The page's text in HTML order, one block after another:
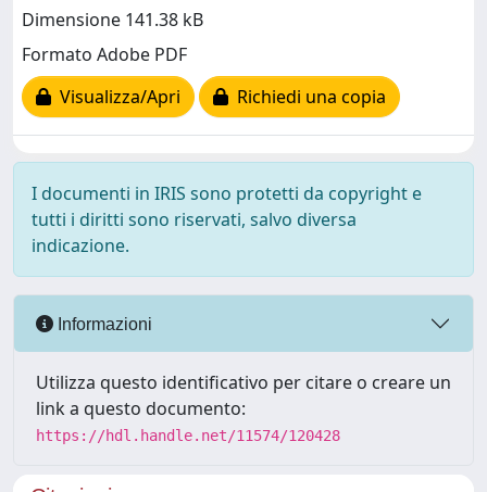
Dimensione 141.38 kB
Formato Adobe PDF
Visualizza/Apri
Richiedi una copia
I documenti in IRIS sono protetti da copyright e
tutti i diritti sono riservati, salvo diversa
indicazione.
Informazioni
Utilizza questo identificativo per citare o creare un
link a questo documento:
https://hdl.handle.net/11574/120428